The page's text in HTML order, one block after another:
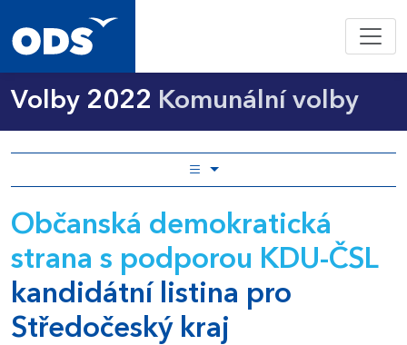
Volby 2022 Komunální volby
Občanská demokratická
strana s podporou KDU-ČSL
kandidátní listina pro
Středočeský kraj